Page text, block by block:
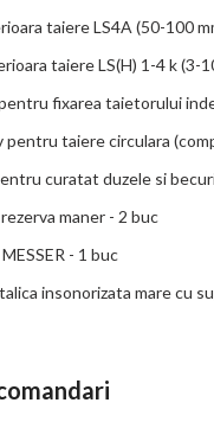
taiere LS4A (50-100
taiere LS(H) 1-4 k (3-
fixarea taietorului
pentru taiere circulara
curatat duzele si
maner - 2 buc
- 1 buc
insonorizata mare cu